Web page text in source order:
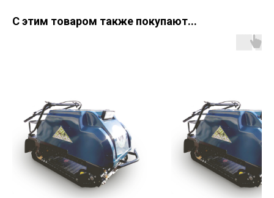
С этим товаром также покупают...